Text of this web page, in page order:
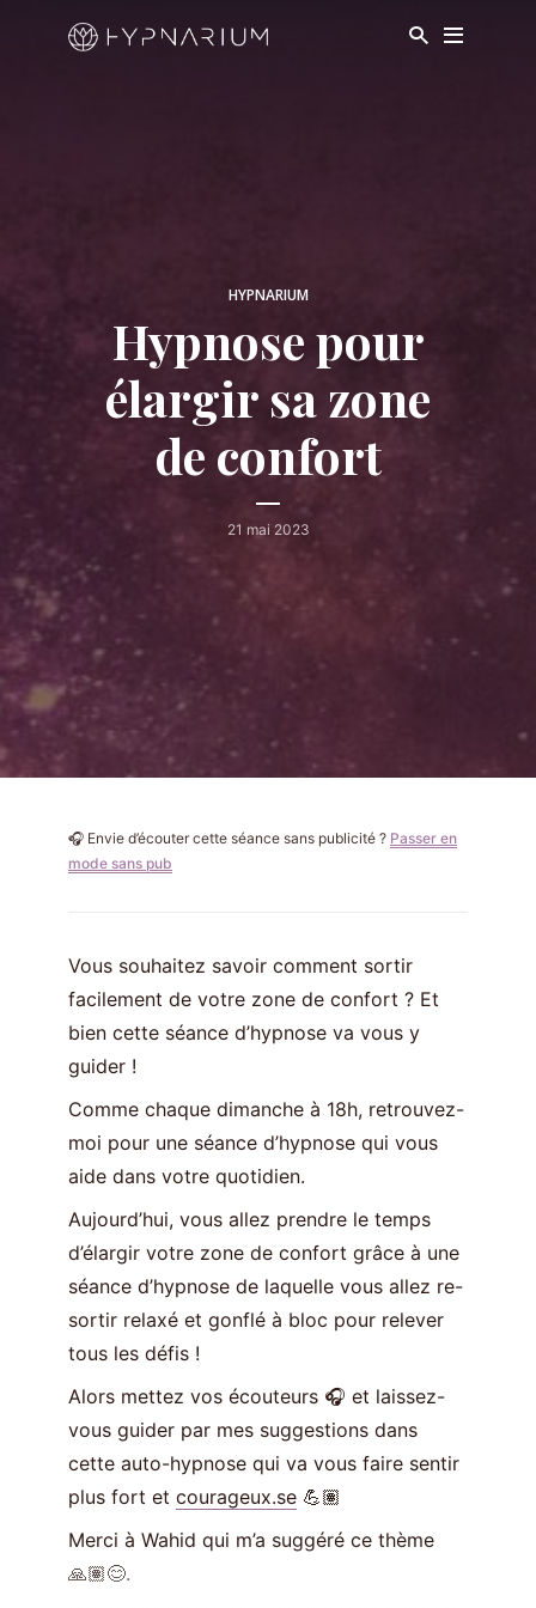
HYPNARIUM
Hypnose pour
élargir sa zone
de confort
21 mai 2023
🎧 Envie d’écouter cette séance sans publicité ? Passer en
mode sans pub
Vous souhaitez savoir comment sortir
facilement de votre zone de confort ? Et
bien cette séance d’hypnose va vous y
guider !
Comme chaque dimanche à 18h, retrouvez-
moi pour une séance d’hypnose qui vous
aide dans votre quotidien.
Aujourd’hui, vous allez prendre le temps
d’élargir votre zone de confort grâce à une
séance d’hypnose de laquelle vous allez re-
sortir relaxé et gonflé à bloc pour relever
tous les défis !
Alors mettez vos écouteurs 🎧 et laissez-
vous guider par mes suggestions dans
cette auto-hypnose qui va vous faire sentir
plus fort et courageux.se 💪🏽
Merci à Wahid qui m’a suggéré ce thème
🙏🏽😊.